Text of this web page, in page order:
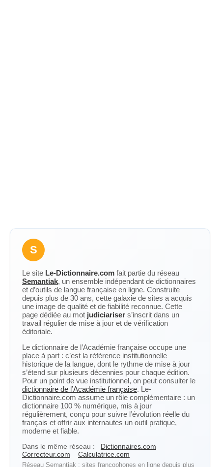
S
Le site Le-Dictionnaire.com fait partie du réseau
Semantiak, un ensemble indépendant de dictionnaires
et d’outils de langue française en ligne. Construite
depuis plus de 30 ans, cette galaxie de sites a acquis
une image de qualité et de fiabilité reconnue. Cette
page dédiée au mot judiciariser s’inscrit dans un
travail régulier de mise à jour et de vérification
éditoriale.
Le dictionnaire de l’Académie française occupe une
place à part : c’est la référence institutionnelle
historique de la langue, dont le rythme de mise à jour
s’étend sur plusieurs décennies pour chaque édition.
Pour un point de vue institutionnel, on peut consulter le
dictionnaire de l’Académie française. Le-
Dictionnaire.com assume un rôle complémentaire : un
dictionnaire 100 % numérique, mis à jour
régulièrement, conçu pour suivre l’évolution réelle du
français et offrir aux internautes un outil pratique,
moderne et fiable.
Dans le même réseau :
Dictionnaires.com
Correcteur.com
Calculatrice.com
Réseau Semantiak : sites francophones en ligne depuis plus